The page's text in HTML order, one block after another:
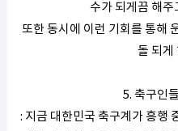
수가 되게끔 해주
또한 동시에 이런 기회를 통해
돌 되게
5. 축구인
: 지금 대한민국 축구계가 흥행